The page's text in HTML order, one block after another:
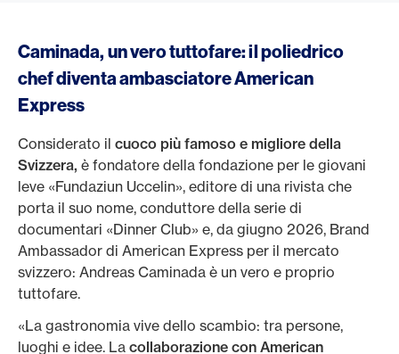
Caminada, un vero tuttofare: il poliedrico
chef diventa ambasciatore American
Express
Considerato il cuoco più famoso e migliore della
Svizzera, è fondatore della fondazione per le giovani
leve «Fundaziun Uccelin», editore di una rivista che
porta il suo nome, conduttore della serie di
documentari «Dinner Club» e, da giugno 2026, Brand
Ambassador di American Express per il mercato
svizzero: Andreas Caminada è un vero e proprio
tuttofare.
«La gastronomia vive dello scambio: tra persone,
luoghi e idee. La collaborazione con American